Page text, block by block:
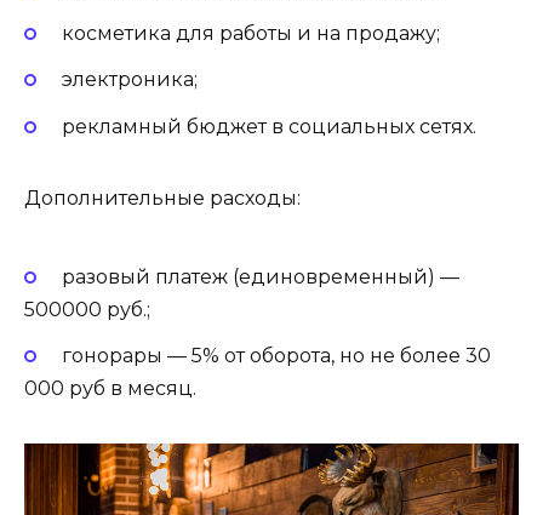
косметика для работы и на продажу;
электроника;
рекламный бюджет в социальных сетях.
Дополнительные расходы:
разовый платеж (единовременный) —
500000 руб.;
гонорары — 5% от оборота, но не более 30
000 руб в месяц.